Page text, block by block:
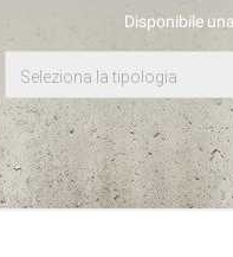
Disponibile
Seleziona la tipologia